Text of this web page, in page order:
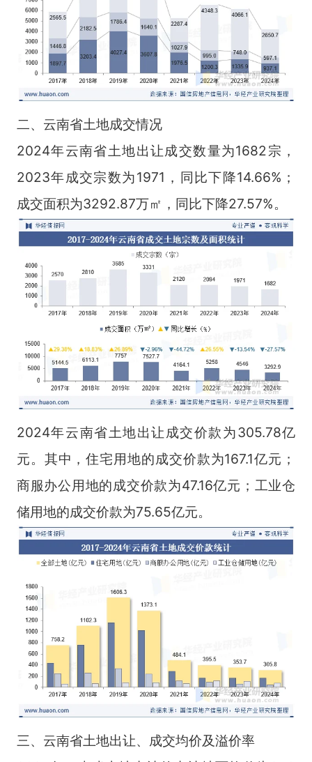
二、云南省土地成交情况
2024年云南省土地出让成交数量为1682宗，
2023年成交宗数为1971，同比下降14.66%；
成交面积为3292.87万㎡，同比下降27.57%。
2024年云南省土地出让成交价款为305.78亿
元。其中，住宅用地的成交价款为167.1亿元；
商服办公用地的成交价款为47.16亿元；工业仓
储用地的成交价款为75.65亿元。
三、云南省土地出让、成交均价及溢价率